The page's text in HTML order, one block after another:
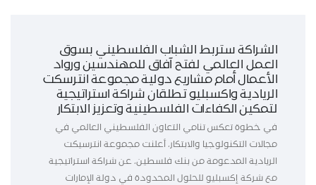
الشراكة ستربط الشباب الفلسطيني بسوق
العمل العالمي لفتح آفاق للمهندسين ورواد
الأعمال أمام مشاريع دولية مجموعة انترسكت
الريادية واكسبليو تطلقان شراكة استراتيجية
لتمكين الكفاءات الفلسطينية وتعزيز الابتكار
في خطوة تعكس تنامي التعاون الفلسطيني العالمي في
مجالات التكنولوجيا والابتكار، أعلنت مجموعة انترسيكت
الريادية المدعومة من بنك فلسطين، عن شراكة استراتيجية
مع شركة إكسبليو للحلول المحدودة في دولة الإمارات